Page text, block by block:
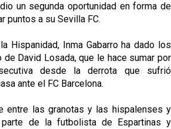
un segunda oportunidad en forma de
puntos a su Sevilla FC.
Hispanidad, Inma Gabarro ha dado los
David Losada, que le hace sumar por
desde la derrota que sufrió
ante el FC Barcelona.
entre las granotas y las hispalenses y
de la futbolista de Espartinas y